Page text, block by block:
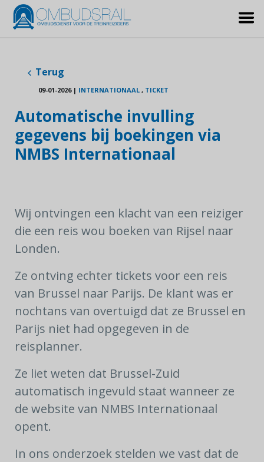
Terug
09-01-2026 | INTERNATIONAAL , TICKET
Automatische invulling
gegevens bij boekingen via
NMBS Internationaal
Wij ontvingen een klacht van een reiziger
die een reis wou boeken van Rijsel naar
Londen.
Ze ontving echter tickets voor een reis
van Brussel naar Parijs. De klant was er
nochtans van overtuigd dat ze Brussel en
Parijs niet had opgegeven in de
reisplanner.
Ze liet weten dat Brussel-Zuid
automatisch ingevuld staat wanneer ze
de website van NMBS Internationaal
opent.
In ons onderzoek stelden we vast dat de